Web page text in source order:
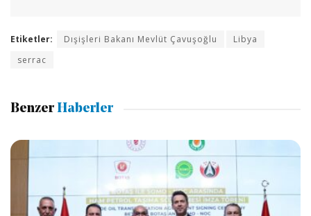
Etiketler: Dışişleri Bakanı Mevlüt Çavuşoğlu
Libya
serrac
Benzer Haberler